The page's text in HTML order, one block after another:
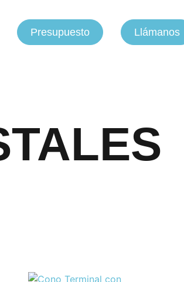
Presupuesto Llámanos